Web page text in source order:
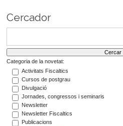
Cercador
Categoria de la novetat:
Activitats Fiscaltics
Cursos de postgrau
Divulgació
Jornades, congressos i seminaris
Newsletter
Newsletter Fiscaltics
Publicacions